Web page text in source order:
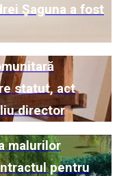
Șaguna a fost
statut, act
director
malurilor
pentru